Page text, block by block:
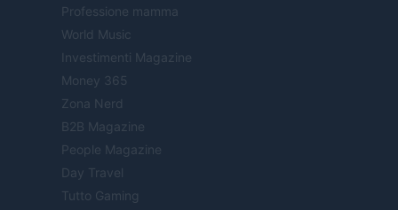
Professione mamma
World Music
Investimenti Magazine
Money 365
Zona Nerd
B2B Magazine
People Magazine
Day Travel
Tutto Gaming